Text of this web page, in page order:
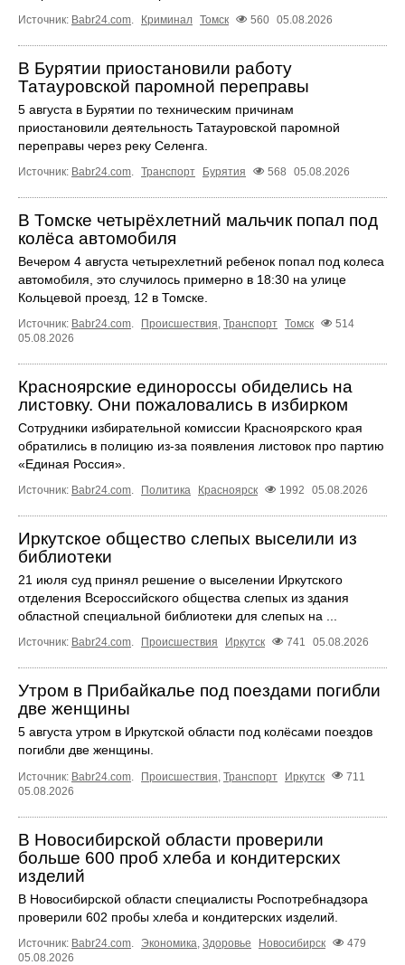
Источник: Babr24.com. Криминал Томск 560 05.08.2026
В Бурятии приостановили работу
Татауровской паромной переправы
5 августа в Бурятии по техническим причинам
приостановили деятельность Татауровской паромной
переправы через реку Селенга.
Источник: Babr24.com. Транспорт Бурятия 568 05.08.2026
В Томске четырёхлетний мальчик попал под
колёса автомобиля
Вечером 4 августа четырехлетний ребенок попал под колеса
автомобиля, это случилось примерно в 18:30 на улице
Кольцевой проезд, 12 в Томске.
Источник: Babr24.com. Происшествия, Транспорт Томск
514
05.08.2026
Красноярские единороссы обиделись на
листовку. Они пожаловались в избирком
Сотрудники избирательной комиссии Красноярского края
обратились в полицию из-за появления листовок про партию
«Единая Россия».
Источник: Babr24.com. Политика Красноярск 1992 05.08.2026
Иркутское общество слепых выселили из
библиотеки
21 июля суд принял решение о выселении Иркутского
отделения Всероссийского общества слепых из здания
областной специальной библиотеки для слепых на ...
Источник: Babr24.com. Происшествия Иркутск 741 05.08.2026
Утром в Прибайкалье под поездами погибли
две женщины
5 августа утром в Иркутской области под колёсами поездов
погибли две женщины.
Источник: Babr24.com Происшествия Транспорт Иркутск
711
05.08.2026
В Новосибирской области проверили
больше 600 проб хлеба и кондитерских
изделий
В Новосибирской области специалисты Роспотребнадзора
проверили 602 пробы хлеба и кондитерских изделий.
Источник: Babr24.com Экономика Здоровье Новосибирск
479
05.08.2026